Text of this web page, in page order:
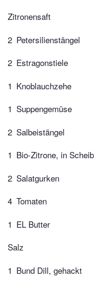
Zitronensaft
2 Petersilienstängel
2 Estragonstiele
1 Knoblauchzehe
1 Suppengemüse
2 Salbeistängel
1 Bio-Zitrone, in
2 Salatgurken
4 Tomaten
1 EL Butter
Salz
1 Bund Dill, gehackt